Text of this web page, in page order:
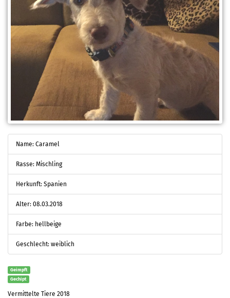
Name: Caramel
Rasse: Mischling
Herkunft: Spanien
Alter: 08.03.2018
Farbe: hellbeige
Geschlecht: weiblich
Geimpft
Gechipt
Vermittelte Tiere 2018